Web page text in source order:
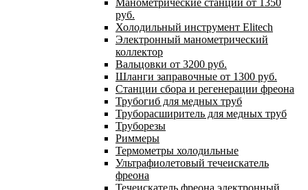
Манометрические станции от 1350
руб.
Холодильный инструмент Elitech
Электронный манометрический
коллектор
Вальцовки от 3200 руб.
Шланги заправочные от 1300 руб.
Станции сбора и регенерации фреона
Трубогиб для медных труб
Труборасширитель для медных труб
Труборезы
Риммеры
Термометры холодильные
Ультрафиолетовый течеискатель
фреона
Течеискатель фреона электронный